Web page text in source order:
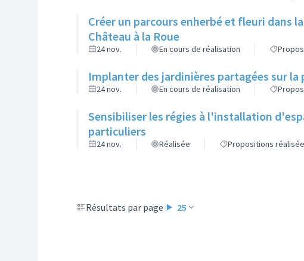
Créer un parcours enherbé et fleuri dans
Château à la Roue
24 nov. En cours de réalisation
Implanter des jardinières partagées sur la
24 nov. En cours de réalisation
Sensibiliser les régies à l'installation
particuliers
24 nov. Réalisée Propositions
Résultats par page : 25